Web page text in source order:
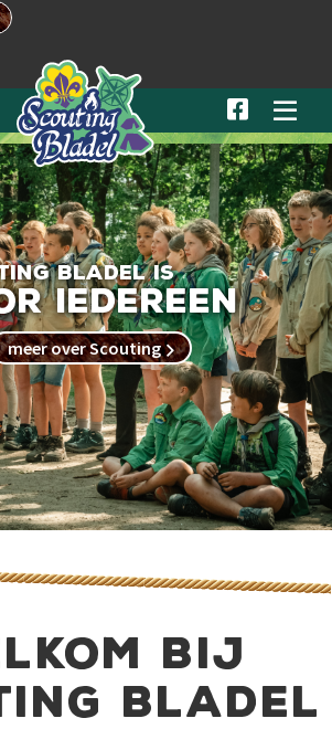
 
Bladel is
iedereen
meer over Scouting 
bij
bladel